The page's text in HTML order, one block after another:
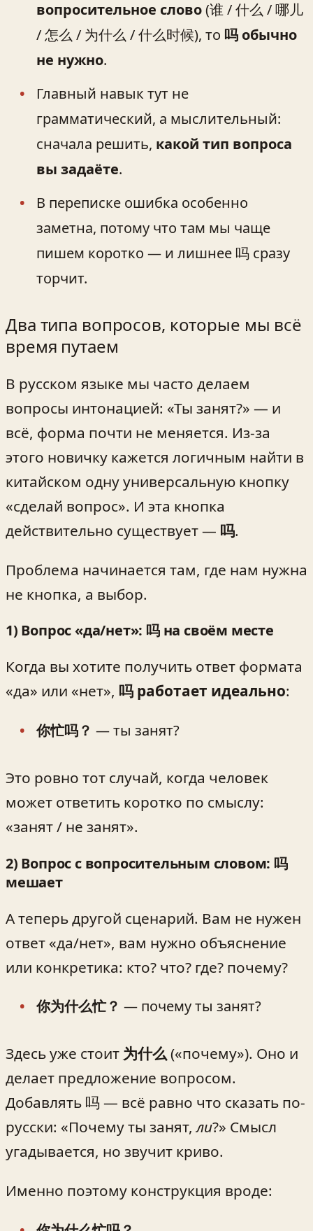
вопросительное слово(谁 / 什么 / 哪儿
/ 怎么 / 为什么 / 什么时候), то 吗 обычно
не нужно.
Главный навык тут не
грамматический, а мыслительный:
сначала решить, какой тип вопроса
вы задаёте.
В переписке ошибка особенно
заметна, потому что там мы чаще
пишем коротко — и лишнее 吗 сразу
торчит.
Два типа вопросов, которые мы всё
время путаем
В русском языке мы часто делаем
вопросы интонацией: «Ты занят?» — и
всё, форма почти не меняется. Из-за
этого новичку кажется логичным найти в
китайском одну универсальную кнопку
«сделай вопрос». И эта кнопка
действительно существует — 吗.
Проблема начинается там, где нам нужна
не кнопка, а выбор.
1) Вопрос «да/нет»: 吗 на своём месте
Когда вы хотите получить ответ формата
«да» или «нет», 吗 работает идеально:
你忙吗？ — ты занят?
Это ровно тот случай, когда человек
может ответить коротко по смыслу:
«занят / не занят».
2) Вопрос с вопросительным словом: 吗
мешает
А теперь другой сценарий. Вам не нужен
ответ «да/нет», вам нужно объяснение
или конкретика: кто? что? где? почему?
你为什么忙？ — почему ты занят?
Здесь уже стоит 为什么(«почему»). Оно и
делает предложение вопросом.
Добавлять 吗 — всё равно что сказать по-
русски: «Почему ты занят,ли?» Смысл
угадывается, но звучит криво.
Именно поэтому конструкция вроде: